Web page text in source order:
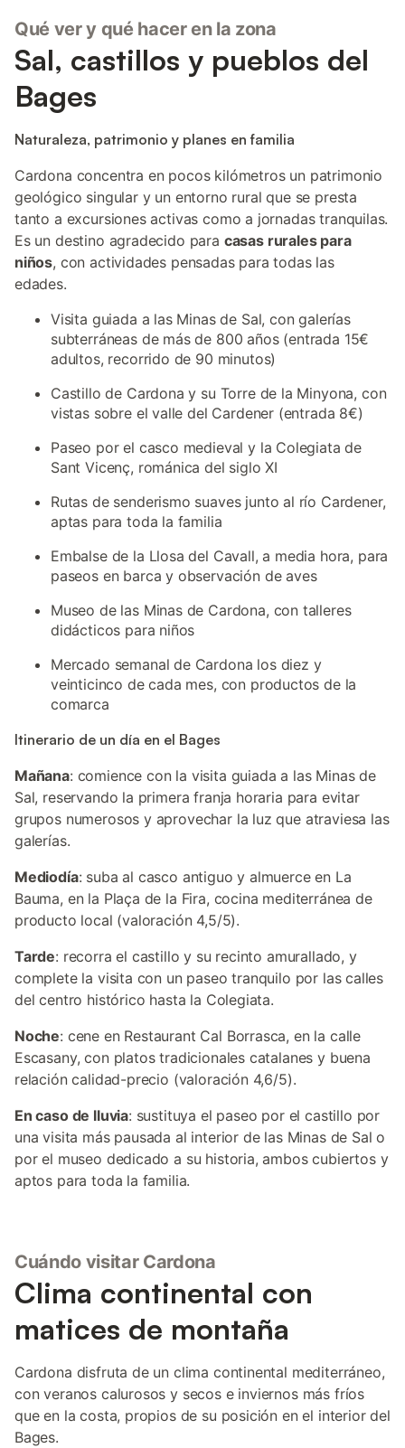
Qué ver y qué hacer en la zona
Sal, castillos y pueblos del
Bages
Naturaleza, patrimonio y planes en familia
Cardona concentra en pocos kilómetros un patrimonio
geológico singular y un entorno rural que se presta
tanto a excursiones activas como a jornadas tranquilas.
Es un destino agradecido para casas rurales para
niños, con actividades pensadas para todas las
edades.
Visita guiada a las Minas de Sal, con galerías
subterráneas de más de 800 años (entrada 15€
adultos, recorrido de 90 minutos)
Castillo de Cardona y su Torre de la Minyona, con
vistas sobre el valle del Cardener (entrada 8€)
Paseo por el casco medieval y la Colegiata de
Sant Vicenç, románica del siglo XI
Rutas de senderismo suaves junto al río Cardener,
aptas para toda la familia
Embalse de la Llosa del Cavall, a media hora, para
paseos en barca y observación de aves
Museo de las Minas de Cardona, con talleres
didácticos para niños
Mercado semanal de Cardona los diez y
veinticinco de cada mes, con productos de la
comarca
Itinerario de un día en el Bages
Mañana: comience con la visita guiada a las Minas de
Sal, reservando la primera franja horaria para evitar
grupos numerosos y aprovechar la luz que atraviesa las
galerías.
Mediodía: suba al casco antiguo y almuerce en La
Bauma, en la Plaça de la Fira, cocina mediterránea de
producto local (valoración 4,5/5).
Tarde: recorra el castillo y su recinto amurallado, y
complete la visita con un paseo tranquilo por las calles
del centro histórico hasta la Colegiata.
Noche: cene en Restaurant Cal Borrasca, en la calle
Escasany, con platos tradicionales catalanes y buena
relación calidad-precio (valoración 4,6/5).
En caso de lluvia: sustituya el paseo por el castillo por
una visita más pausada al interior de las Minas de Sal o
por el museo dedicado a su historia, ambos cubiertos y
aptos para toda la familia.
Cuándo visitar Cardona
Clima continental con
matices de montaña
Cardona disfruta de un clima continental mediterráneo,
con veranos calurosos y secos e inviernos más fríos
que en la costa, propios de su posición en el interior del
Bages.